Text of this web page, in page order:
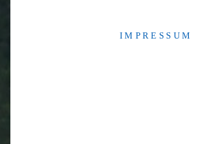
I M P R E S S U M